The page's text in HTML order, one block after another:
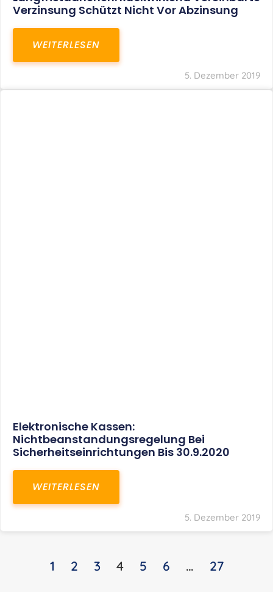
Verzinsung Schützt Nicht Vor Abzinsung
WEITERLESEN
5. Dezember 2019
Elektronische Kassen:
Nichtbeanstandungsregelung Bei
Sicherheitseinrichtungen Bis 30.9.2020
WEITERLESEN
5. Dezember 2019
1 2 3 4 5 6 … 27